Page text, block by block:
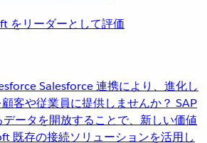
をリーダーとして評価
Salesforce 連携により、進化し
客や従業員に提供しませんか？ SAP
ータを開放することで、新しい価値
既存の接続ソリューションを活用し